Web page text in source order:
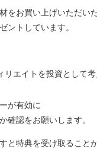
をお買い上げいただいた
ントしています。
リエイトを投資として考
が有効に
確認をお願いします。
と特典を受け取ること